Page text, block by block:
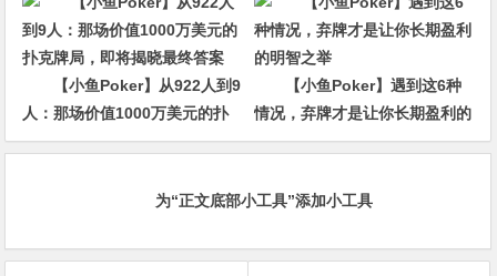
【小鱼Poker】从922人到9
人：那场价值1000万美元的扑
克牌局，即将揭晓最终答案
【小鱼Poker】遇到这6种
情况，弃牌才是让你长期盈利的
明智之举
为“正文底部小工具”添加小工具